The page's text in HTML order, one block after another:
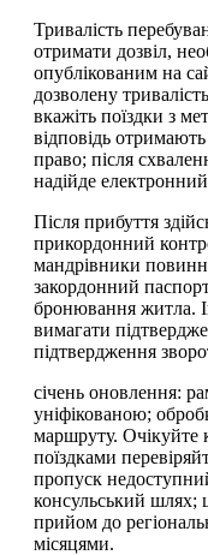
Тривалість
отримати дозвіл,
опублікованим на
дозволену
вкажіть поїздки з
відповідь
право; після
надійде
Після прибуття
прикордонний
мандрівники
закордонний
бронювання житла.
вимагати
підтвердження
січень оновлення:
уніфікованою;
маршруту. Очікуйте
поїздками
пропуск
консульський шлях;
прийом до
місяцями.